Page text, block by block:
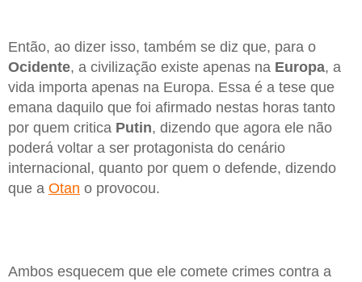
Então, ao dizer isso, também se diz que, para o
Ocidente, a civilização existe apenas na Europa, a
vida importa apenas na Europa. Essa é a tese que
emana daquilo que foi afirmado nestas horas tanto
por quem critica Putin, dizendo que agora ele não
poderá voltar a ser protagonista do cenário
internacional, quanto por quem o defende, dizendo
que a Otan o provocou.
Ambos esquecem que ele comete crimes contra a